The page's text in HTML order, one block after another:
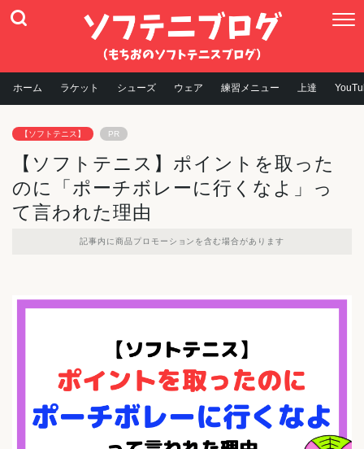
ホーム ラケット シューズ ウェア 練習メニュー 上達
【ソフトテニス】 PR
【ソフトテニス】ポイントを取った
のに「ポーチボレーに行くなよ」っ
て言われた理由
記事内に商品プロモーションを含む場合があります